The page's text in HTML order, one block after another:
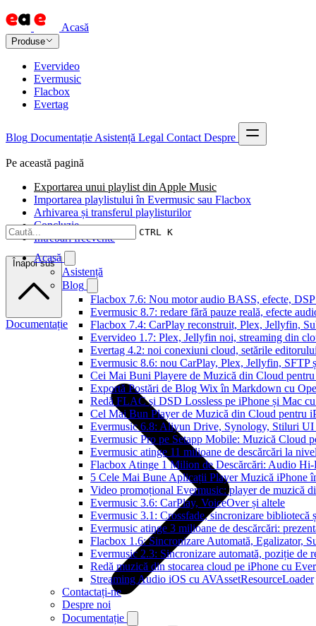
Acasă
Produse
Evervideo
Evermusic
Flacbox
Evertag
Blog Documentație Asistență Legal Contact Despre
CTRL K
Acasă
Asistență
Blog
Flacbox 7.6: Nou motor audio BASS, efecte,
Evermusic 8.7: redare fără pauze reală, efecte
Flacbox 7.4: CarPlay reconstruit, Plex, Jellyfin,
Evervideo 1.7: Plex, Jellyfin noi, streaming din
Evertag 4.2: noi conexiuni cloud, setările
Evermusic 8.6: nou CarPlay, Plex, Jellyfin, SFTP
Cei Mai Buni Playere de Muzică din Cloud
Exportă Postări de Blog Wix în Markdown cu
Redă FLAC și DSD Lossless pe iPhone și Mac
Cel Mai Bun Player de Muzică din Cloud pentru
Evermusic 6.8: Aliyun Drive, Synology, Stiluri
Evermusic Pro pe Setapp Mobile: Muzică Cloud
Evermusic atinge 11 milioane de descărcări la
Flacbox Atinge 1 Milion de Descărcări: Audio Hi-
5 Cele Mai Bune Aplicații Player Muzică iPhone
Video promoțional Evermusic: player de muzică
Evermusic 3.6: CarPlay, VoiceOver și altele
Evermusic 3.1: Crossfade, sincronizare bibliotecă
Evermusic atinge 3 milioane de descărcări:
Flacbox 1.6: Sincronizare Automată, Egalizator,
Evermusic 2.3: Sincronizare automată, poziție de
Redă muzică din stocarea cloud pe iPhone cu
Streaming Audio iOS cu AVAssetResourceLoader
Contactați-ne
Despre noi
Documentație
Pe această pagină
Exportarea unui playlist din Apple Music
Importarea playlistului în Evermusic sau Flacbox
Arhivarea și transferul playlisturilor
Concluzie
Întrebări frecvente
Înapoi sus
Documentație